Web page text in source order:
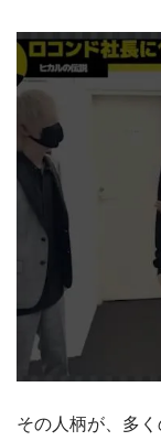
その人柄が、多